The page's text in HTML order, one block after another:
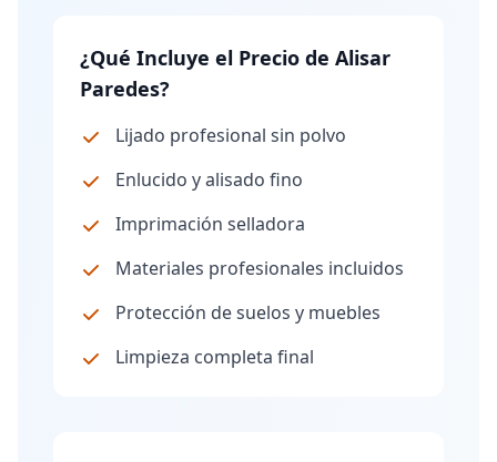
¿Qué Incluye el Precio de Alisar
Paredes?
Lijado profesional sin polvo
Enlucido y alisado fino
Imprimación selladora
Materiales profesionales incluidos
Protección de suelos y muebles
Limpieza completa final